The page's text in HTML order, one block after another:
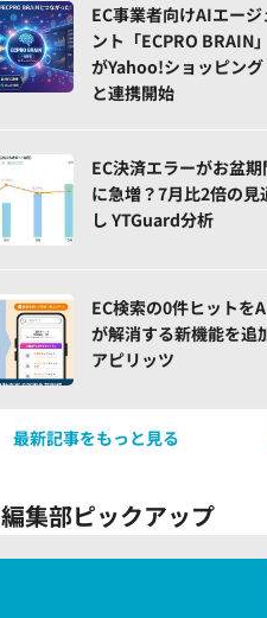
EC事業者向けAIエージ
ント「ECPRO BRAIN」
がYahoo!ショッピング
と連携開始
EC決済エラーがお盆期
に急増？7月比2倍の見
し YTGuard分析
EC検索の0件ヒットを
が解消する新機能を追
アピリッツ
最新記事をもっと見る
編集部ピックアップ